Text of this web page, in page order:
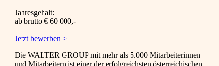
Jahresgehalt:
ab brutto € 60 000,-
Jetzt bewerben >
Die WALTER GROUP mit mehr als 5.000 Mitarbeiterinnen
und Mitarbeitern ist einer der erfolgreichsten österreichischen